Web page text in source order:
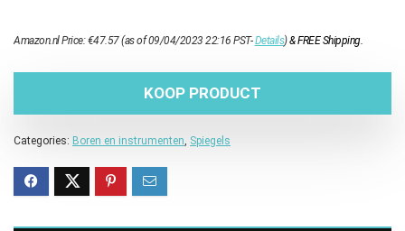
Amazon.nl Price:€47.57(as of 09/04/2023 22:16 PST-Details)&FREE Shipping.
KOOP PRODUCT
Categories: Boren en instrumenten Spiegels